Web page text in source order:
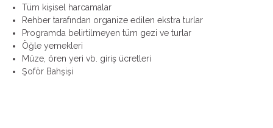
Tüm kişisel harcamalar
Rehber tarafından organize edilen ekstra turlar
Programda belirtilmeyen tüm gezi ve turlar
Öğle yemekleri
Müze, ören yeri vb. giriş ücretleri
Şoför Bahşişi